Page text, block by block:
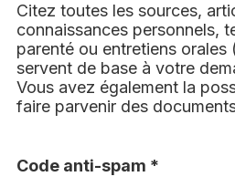
Citez toutes les sources,
connaissances personnels,
parenté ou entretiens orales
servent de base à votre
Vous avez également la
faire parvenir des
Code anti-spam *